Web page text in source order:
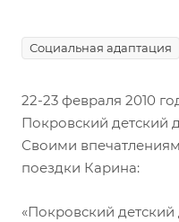
Социальная адаптация
22-23 февраля 2010
Покровский детский
Своими
поездки Карина:
«Покровский